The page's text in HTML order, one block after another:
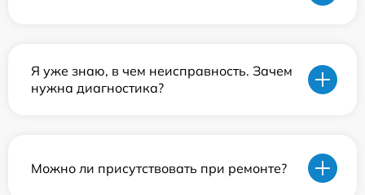
Я уже знаю, в чем неисправность. Зачем
нужна диагностика?
Можно ли присутствовать при ремонте?